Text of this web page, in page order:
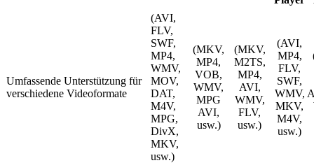
Umfassende Unterstützung für
verschiedene Videoformate
(AVI,
FLV,
SWF,
MP4,
WMV,
MOV,
DAT,
M4V,
MPG,
DivX,
MKV,
usw.)
(MKV,
MP4,
VOB,
WMV,
MPG
AVI,
usw.)
(MKV,
M2TS,
MP4,
AVI,
WMV,
FLV,
usw.)
(AVI,
MP4,
FLV,
SWF,
WMV,
MKV,
M4V,
usw.)